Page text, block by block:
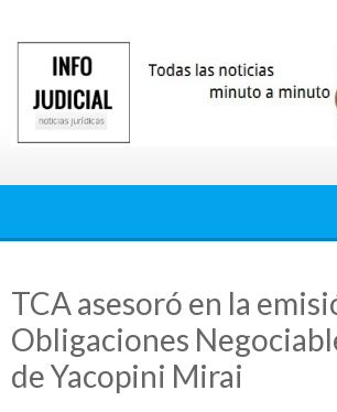
contenido
TCA asesoró en la
Obligaciones
de Yacopini Mirai